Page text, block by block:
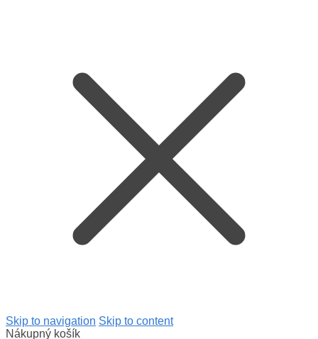
Skip to navigation Skip to content
Nákupný košík